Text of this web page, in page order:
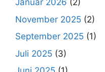
Januar 2026 (2)
November 2025 (2)
September 2025 (1)
Juli 2025 (3)